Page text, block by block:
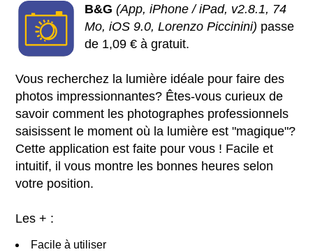
B&G (App, iPhone / iPad, v2.8.1, 74
Mo, iOS 9.0, Lorenzo Piccinini) passe
de 1,09 € à gratuit.
Vous recherchez la lumière idéale pour faire des
photos impressionnantes? Êtes-vous curieux de
savoir comment les photographes professionnels
saisissent le moment où la lumière est "magique"?
Cette application est faite pour vous ! Facile et
intuitif, il vous montre les bonnes heures selon
votre position.
Les + :
Facile à utiliser